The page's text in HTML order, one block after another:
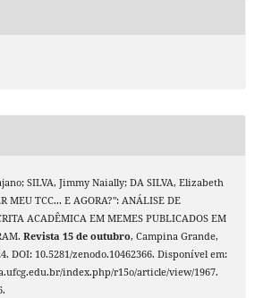
SILVA, Jimmy Naially; DA SILVA, Elizabeth
MEU TCC... E AGORA?": ANÁLISE DE
ACADÊMICA EM MEMES PUBLICADOS EM
Revista 15 de outubro, Campina Grande,
DOI: 10.5281/zenodo.10462366. Disponível em:
index.php/r15o/article/view/1967.